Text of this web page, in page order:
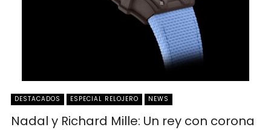
DESTACADOS ESPECIAL RELOJERO NEWS
Nadal y Richard Mille: Un rey con corona